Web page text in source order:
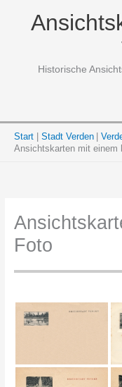
Historische
Start Stadt Verden
Ansichtskarten mit einem
Foto